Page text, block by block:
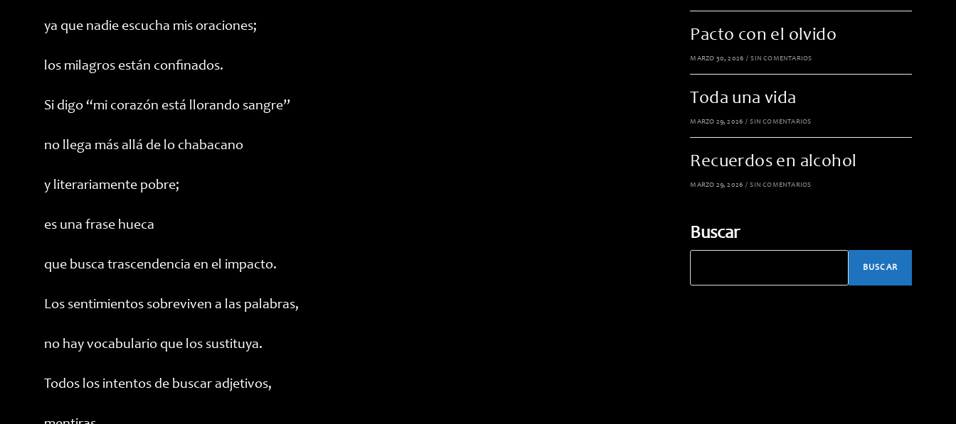
ya que nadie escucha mis oraciones;
los milagros están confinados.
Si digo “mi corazón está llorando sangre”
no llega más allá de lo chabacano
y literariamente pobre;
es una frase hueca
que busca trascendencia en el impacto.
Los sentimientos sobreviven a las palabras,
no hay vocabulario que los sustituya.
Todos los intentos de buscar adjetivos,
Pacto con el olvido
MARZO 30, 2026 / SIN COMENTARIOS
Toda una vida
MARZO 29, 2026 / SIN COMENTARIOS
Recuerdos en alcohol
MARZO 29, 2026 / SIN COMENTARIOS
Buscar
BUSCAR